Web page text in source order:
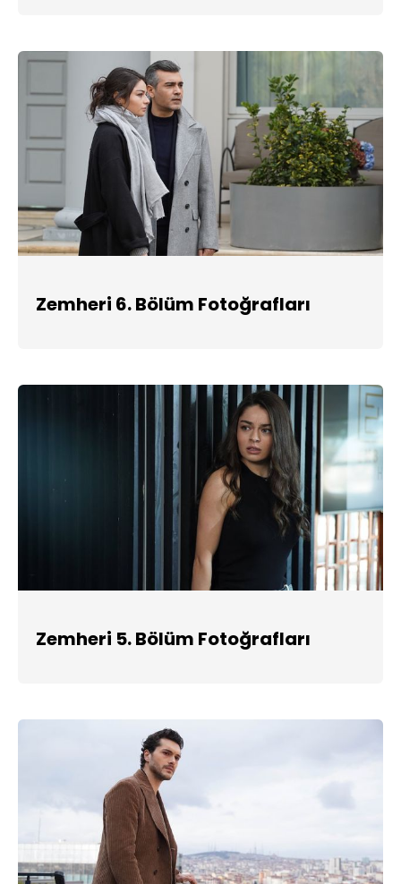
Zemheri 6. Bölüm Fotoğrafları
Zemheri 5. Bölüm Fotoğrafları